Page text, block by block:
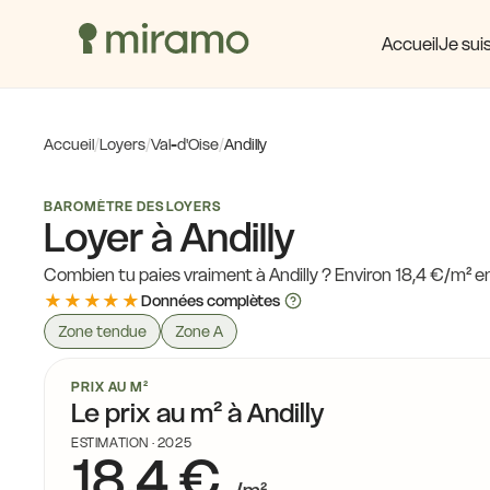
AccueilJe
Accueil/Loyers/Val-d'Oise/Andilly
BAROMÈTRE DES LOYERS
Loyer à Andilly
Combien tu paies vraiment à Andilly ? Environ 18,4 €/m²
★★★★★Données complètes
Zone tendue
Zone A
PRIX AU M²
Le prix au m² à Andilly
ESTIMATION · 2025
18,5 €
15,7 €
17,9 €
17,5 €
15,7 €
17,8 €